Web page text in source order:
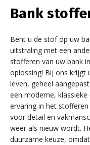
Bank
Bent u de stof op uw
uitstraling met een
stofferen van uw bank
oplossing! Bij ons krijgt
leven, geheel
een moderne,
ervaring in het
voor detail en
weer als nieuw wordt.
duurzame keuze,